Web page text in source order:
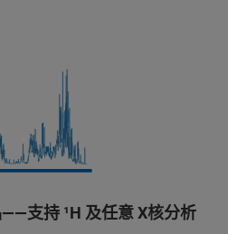
支持 ¹H 及任意 X核分析